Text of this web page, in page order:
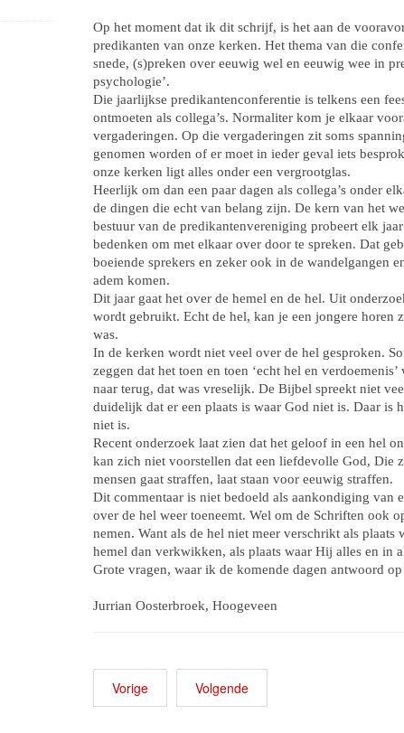
Op het moment dat ik dit schrijf, is het aan de
predikanten van onze kerken. Het thema van die
snede, (s)preken over eeuwig wel en eeuwig wee in
psychologie’.
Die jaarlijkse predikantenconferentie is telkens een
ontmoeten als collega’s. Normaliter kom je elkaar
vergaderingen. Op die vergaderingen zit soms
genomen worden of er moet in ieder geval iets
onze kerken ligt alles onder een vergrootglas.
Heerlijk om dan een paar dagen als collega’s onder
de dingen die echt van belang zijn. De kern van het
bestuur van de predikantenvereniging probeert elk jaar
bedenken om met elkaar over door te spreken. Dat
boeiende sprekers en zeker ook in de wandelgangen
adem komen.
Dit jaar gaat het over de hemel en de hel. Uit
wordt gebruikt. Echt de hel, kan je een jongere horen
was.
In de kerken wordt niet veel over de hel gesproken.
zeggen dat het toen en toen ‘echt hel en
naar terug, dat was vreselijk. De Bijbel spreekt niet
duidelijk dat er een plaats is waar God niet is. Daar is
niet is.
Recent onderzoek laat zien dat het geloof in een hel
kan zich niet voorstellen dat een liefdevolle God, Die
mensen gaat straffen, laat staan voor eeuwig straffen.
Dit commentaar is niet bedoeld als aankondiging van
over de hel weer toeneemt. Wel om de Schriften ook
nemen. Want als de hel niet meer verschrikt als plaats
hemel dan verkwikken, als plaats waar Hij alles en in
Grote vragen, waar ik de komende dagen antwoord
Jurrian Oosterbroek, Hoogeveen
Vorige Volgende